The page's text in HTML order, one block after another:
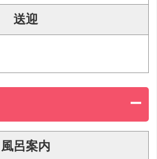
送迎
風呂案内